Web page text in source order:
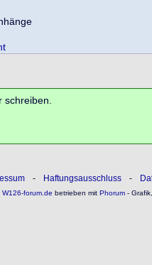
- Haftungsausschluss -
W126-forum.de betrieben mitPhorum-